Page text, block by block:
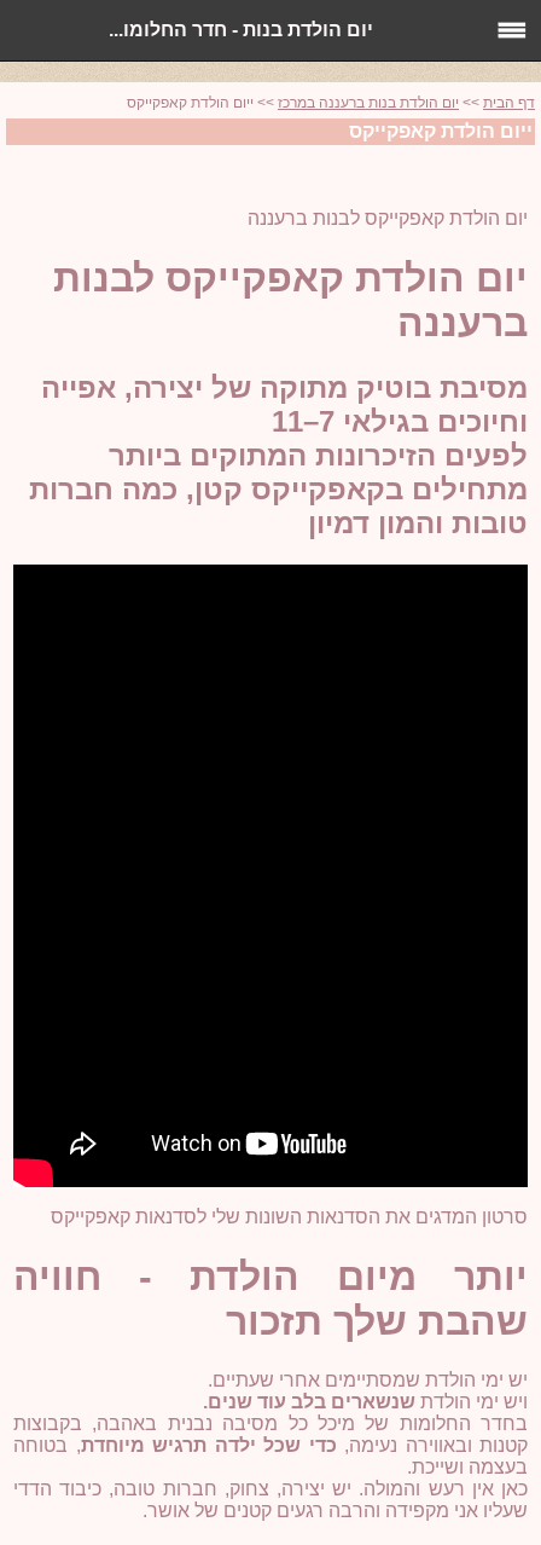
יום הולדת בנות - חדר החלומו...
דף הבית >> יום הולדת בנות ברעננה במרכז >> ייום הולדת קאפקייקס
ייום הולדת קאפקייקס
יום הולדת קאפקייקס לבנות ברעננה
יום הולדת קאפקייקס לבנות
ברעננה
מסיבת בוטיק מתוקה של יצירה, אפייה
וחיוכים בגילאי 7–11
לפעים הזיכרונות המתוקים ביותר
מתחילים בקאפקייקס קטן, כמה חברות
טובות והמון דמיון
סרטון המדגים את הסדנאות השונות שלי לסדנאות קאפקייקס
יותר מיום הולדת - חוויה
שהבת שלך תזכור
יש ימי הולדת שמסתיימים אחרי שעתיים.
ויש ימי הולדת שנשארים בלב עוד שנים.
בחדר החלומות של מיכל כל מסיבה נבנית באהבה, בקבוצות
קטנות ובאווירה נעימה, כדי שכל ילדה תרגיש מיוחדת, בטוחה
בעצמה ושייכת.
כאן אין רעש והמולה. יש יצירה, צחוק, חברות טובה, כיבוד הדדי
שעליו אני מקפידה והרבה רגעים קטנים של אושר.